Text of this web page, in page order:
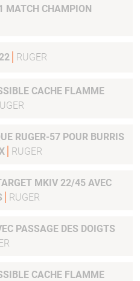
MATCH CHAMPION
RUGER
CACHE FLAMME
57 POUR BURRIS
RUGER
MKIV 22/45 AVEC
RUGER
CACHE FLAMME